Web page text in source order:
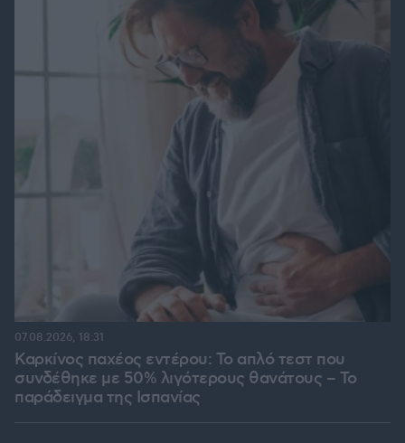
Καρκίνος παχέος εντέρου: Το απλό τεστ που
συνδέθηκε με 50% λιγότερους θανάτους – Το
παράδειγμα της Ισπανίας
07.08.2026, 18:31